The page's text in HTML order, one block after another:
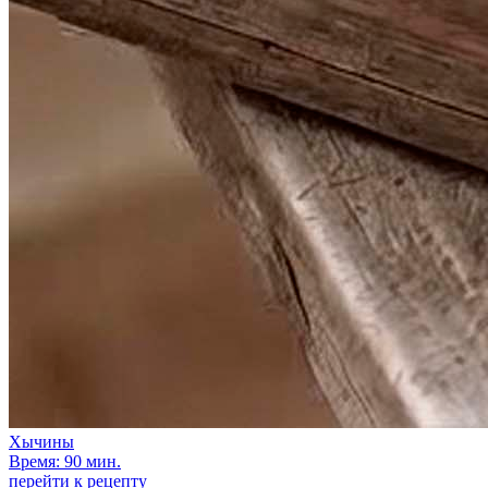
Хычины
Время: 90 мин.
перейти к рецепту